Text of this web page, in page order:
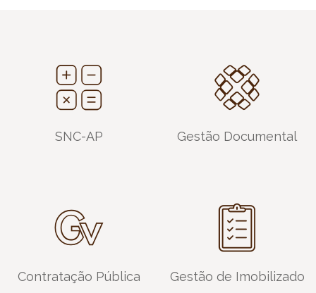
SNC-AP Gestão Documental
Contratação Pública Gestão de Imobilizado